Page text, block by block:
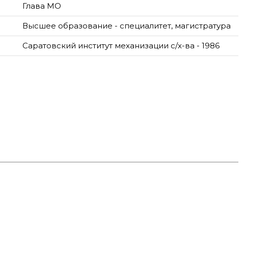
Глава МО
Высшее образование - специалитет, магистратура
Саратовский институт механизации с/х-ва - 1986